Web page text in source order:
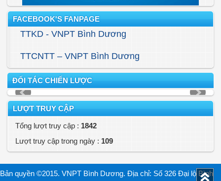
FACEBOOK'S FANPAGE
TTKD - VNPT Bình Dương
TTCNTT – VNPT Bình Dương
ĐỐI TÁC CHIẾN LƯỢC
LƯỢT TRUY CẬP
Tổng lượt truy cập : 1842
Lượt truy cập trong ngày : 109
Bản quyền ©2015. VNPT Bình Dương. Địa chỉ: Số 326 Đại lộ Bình